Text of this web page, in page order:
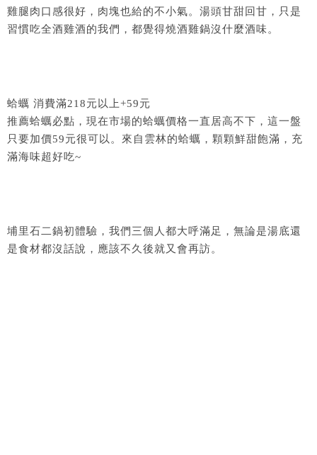
雞腿肉口感很好，肉塊也給的不小氣。湯頭甘甜回甘，只是
習慣吃全酒雞酒的我們，都覺得燒酒雞鍋沒什麼酒味。
蛤蠣 消費滿218元以上+59元
推薦蛤蠣必點，現在市場的蛤蠣價格一直居高不下，這一盤
只要加價59元很可以。來自雲林的蛤蠣，顆顆鮮甜飽滿，充
滿海味超好吃~
埔里石二鍋初體驗，我們三個人都大呼滿足，無論是湯底還
是食材都沒話說，應該不久後就又會再訪。